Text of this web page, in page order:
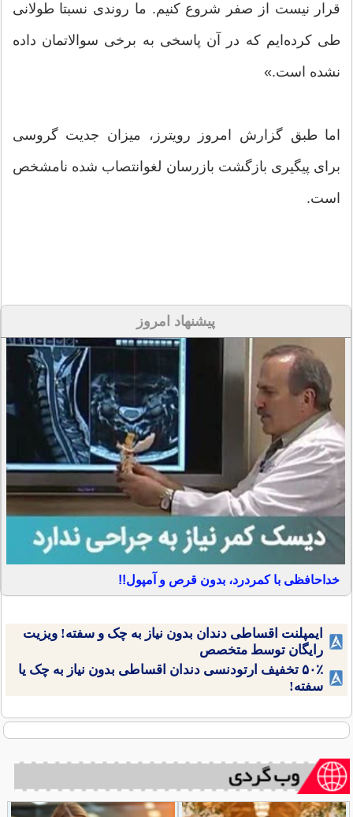
قرار نیست از صفر شروع کنیم. ما روندی نسبتا طولانی
طی کرده‌ایم که در آن پاسخی به برخی سوالاتمان داده
نشده است.»
اما طبق گزارش امروز رویترز، میزان جدیت گروسی
برای پیگیری بازگشت بازرسان لغوانتصاب شده نامشخص
است.
پیشنهاد امروز
خداحافظی با کمردرد، بدون قرص و آمپول!!
ایمپلنت اقساطی دندان بدون نیاز به چک و سفته! ویزیت
رایگان توسط متخصص
۵۰٪ تخفیف ارتودنسی دندان اقساطی بدون نیاز به چک یا
سفته!